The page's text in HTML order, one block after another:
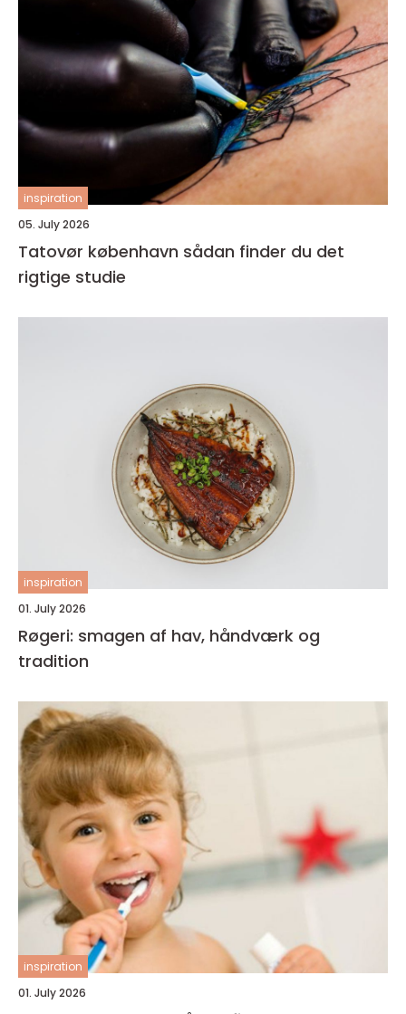
inspiration
05. July 2026
Tatovør københavn sådan finder du det
rigtige studie
inspiration
01. July 2026
Røgeri: smagen af hav, håndværk og
tradition
inspiration
01. July 2026